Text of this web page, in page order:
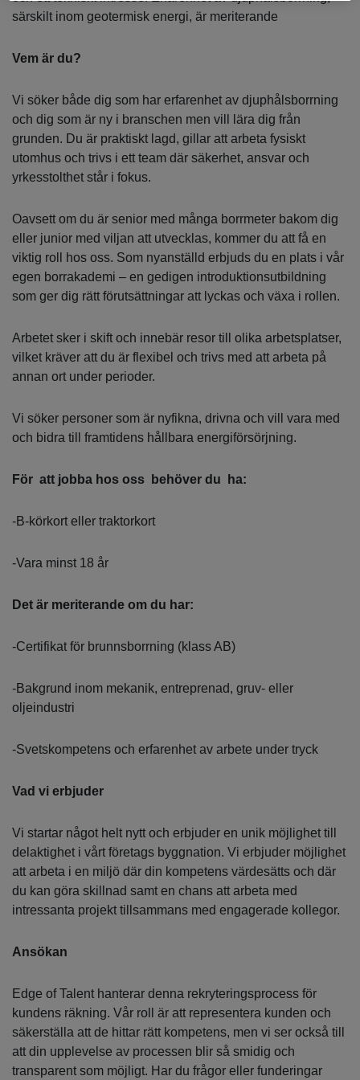
särskilt inom geotermisk energi, är meriterande
Vem är du?
Vi söker både dig som har erfarenhet av djuphålsborrning
och dig som är ny i branschen men vill lära dig från
grunden. Du är praktiskt lagd, gillar att arbeta fysiskt
utomhus och trivs i ett team där säkerhet, ansvar och
yrkesstolthet står i fokus.
Oavsett om du är senior med många borrmeter bakom dig
eller junior med viljan att utvecklas, kommer du att få en
viktig roll hos oss. Som nyanställd erbjuds du en plats i vår
egen borrakademi – en gedigen introduktionsutbildning
som ger dig rätt förutsättningar att lyckas och växa i rollen.
Arbetet sker i skift och innebär resor till olika arbetsplatser,
vilket kräver att du är flexibel och trivs med att arbeta på
annan ort under perioder.
Vi söker personer som är nyfikna, drivna och vill vara med
och bidra till framtidens hållbara energiförsörjning.
För att jobba hos oss behöver du ha:
-B-körkort eller traktorkort
-Vara minst 18 år
Det är meriterande om du har:
-Certifikat för brunnsborrning (klass AB)
-Bakgrund inom mekanik, entreprenad, gruv- eller
oljeindustri
-Svetskompetens och erfarenhet av arbete under tryck
Vad vi erbjuder
Vi startar något helt nytt och erbjuder en unik möjlighet till
delaktighet i vårt företags byggnation. Vi erbjuder möjlighet
att arbeta i en miljö där din kompetens värdesätts och där
du kan göra skillnad samt en chans att arbeta med
intressanta projekt tillsammans med engagerade kollegor.
Ansökan
Edge of Talent hanterar denna rekryteringsprocess för
kundens räkning. Vår roll är att representera kunden och
säkerställa att de hittar rätt kompetens, men vi ser också till
att din upplevelse av processen blir så smidig och
transparent som möjligt. Har du frågor eller funderingar